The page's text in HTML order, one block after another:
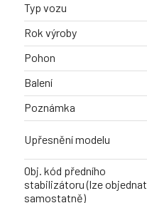
Typ vozu
Rok výroby
Pohon
Balení
Poznámka
Upřesnění modelu
Obj. kód předního
stabilizátoru (lze objednat
samostatně)